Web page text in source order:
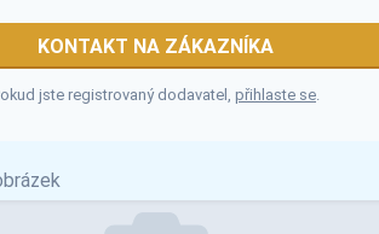
KONTAKT NA ZÁKAZNÍKA
jste registrovaný dodavatel, přihlaste se.